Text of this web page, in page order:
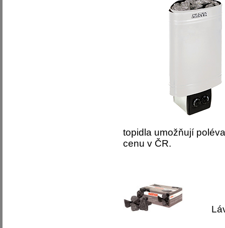
topidla umožňují
cenu v ČR.